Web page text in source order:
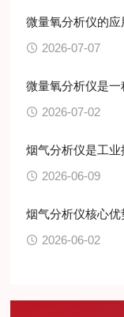
微量氧分析仪的
2026-07-07
微量氧分析仪是
2026-07-02
烟气分析仪是工
2026-06-09
烟气分析仪核心
2026-06-02